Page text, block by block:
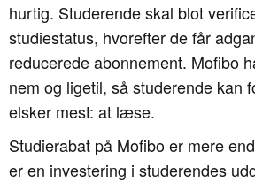
hurtig. Studerende skal blot
studiestatus, hvorefter de får
reducerede abonnement. Mofibo
nem og ligetil, så studerende kan
elsker mest: at læse.
Studierabat på Mofibo er mere
er en investering i studerendes